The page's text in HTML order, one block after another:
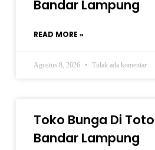
Bandar Lampung
READ MORE »
Agustus 8, 2026 Tidak ada komentar
Toko Bunga Di
Bandar Lampung